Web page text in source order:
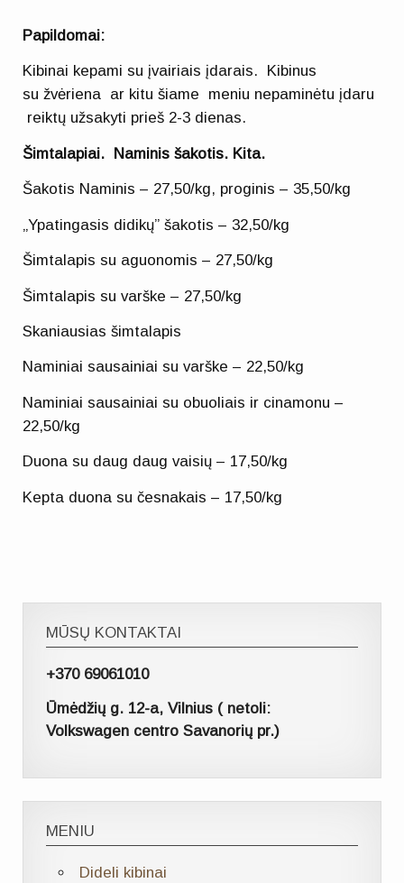
Papildomai:
Kibinai kepami su įvairiais įdarais. Kibinus
su žvėriena ar kitu šiame meniu nepaminėtu įdaru
reiktų užsakyti prieš 2-3 dienas.
Šimtalapiai. Naminis šakotis. Kita.
Šakotis Naminis – 27,50/kg, proginis – 35,50/kg
„Ypatingasis didikų” šakotis – 32,50/kg
Šimtalapis su aguonomis – 27,50/kg
Šimtalapis su varške – 27,50/kg
Skaniausias šimtalapis
Naminiai sausainiai su varške – 22,50/kg
Naminiai sausainiai su obuoliais ir cinamonu –
22,50/kg
Duona su daug daug vaisių – 17,50/kg
Kepta duona su česnakais – 17,50/kg
MŪSŲ KONTAKTAI
+370 69061010
Ūmėdžių g. 12-a, Vilnius ( netoli:
Volkswagen centro Savanorių pr.)
MENIU
Dideli kibinai